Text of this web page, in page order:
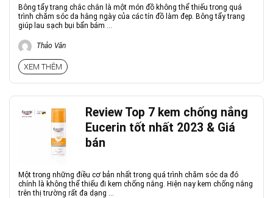
Bông tẩy trang chắc chắn là một món đồ không thể thiếu trong quá
trình chăm sóc da hằng ngày của các tín đồ làm đẹp. Bông tẩy trang
giúp lau sạch bụi bẩn bám ...
Thảo Vân
XEM THÊM
Review Top 7 kem chống nắng
Eucerin tốt nhất 2023 & Giá
bán
Một trong những điều cơ bản nhất trong quá trình chăm sóc da đó
chính là không thể thiếu đi kem chống nắng. Hiện nay kem chống nắng
trên thị trường rất đa dạng ...